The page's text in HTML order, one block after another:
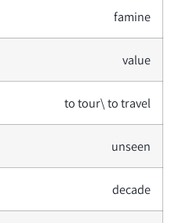
famine
value
to tour\ to travel
unseen
decade